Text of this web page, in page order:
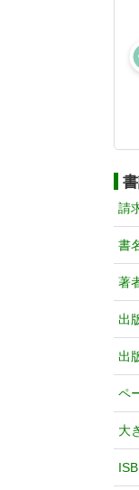
請
書
著
出
出
ペ
大